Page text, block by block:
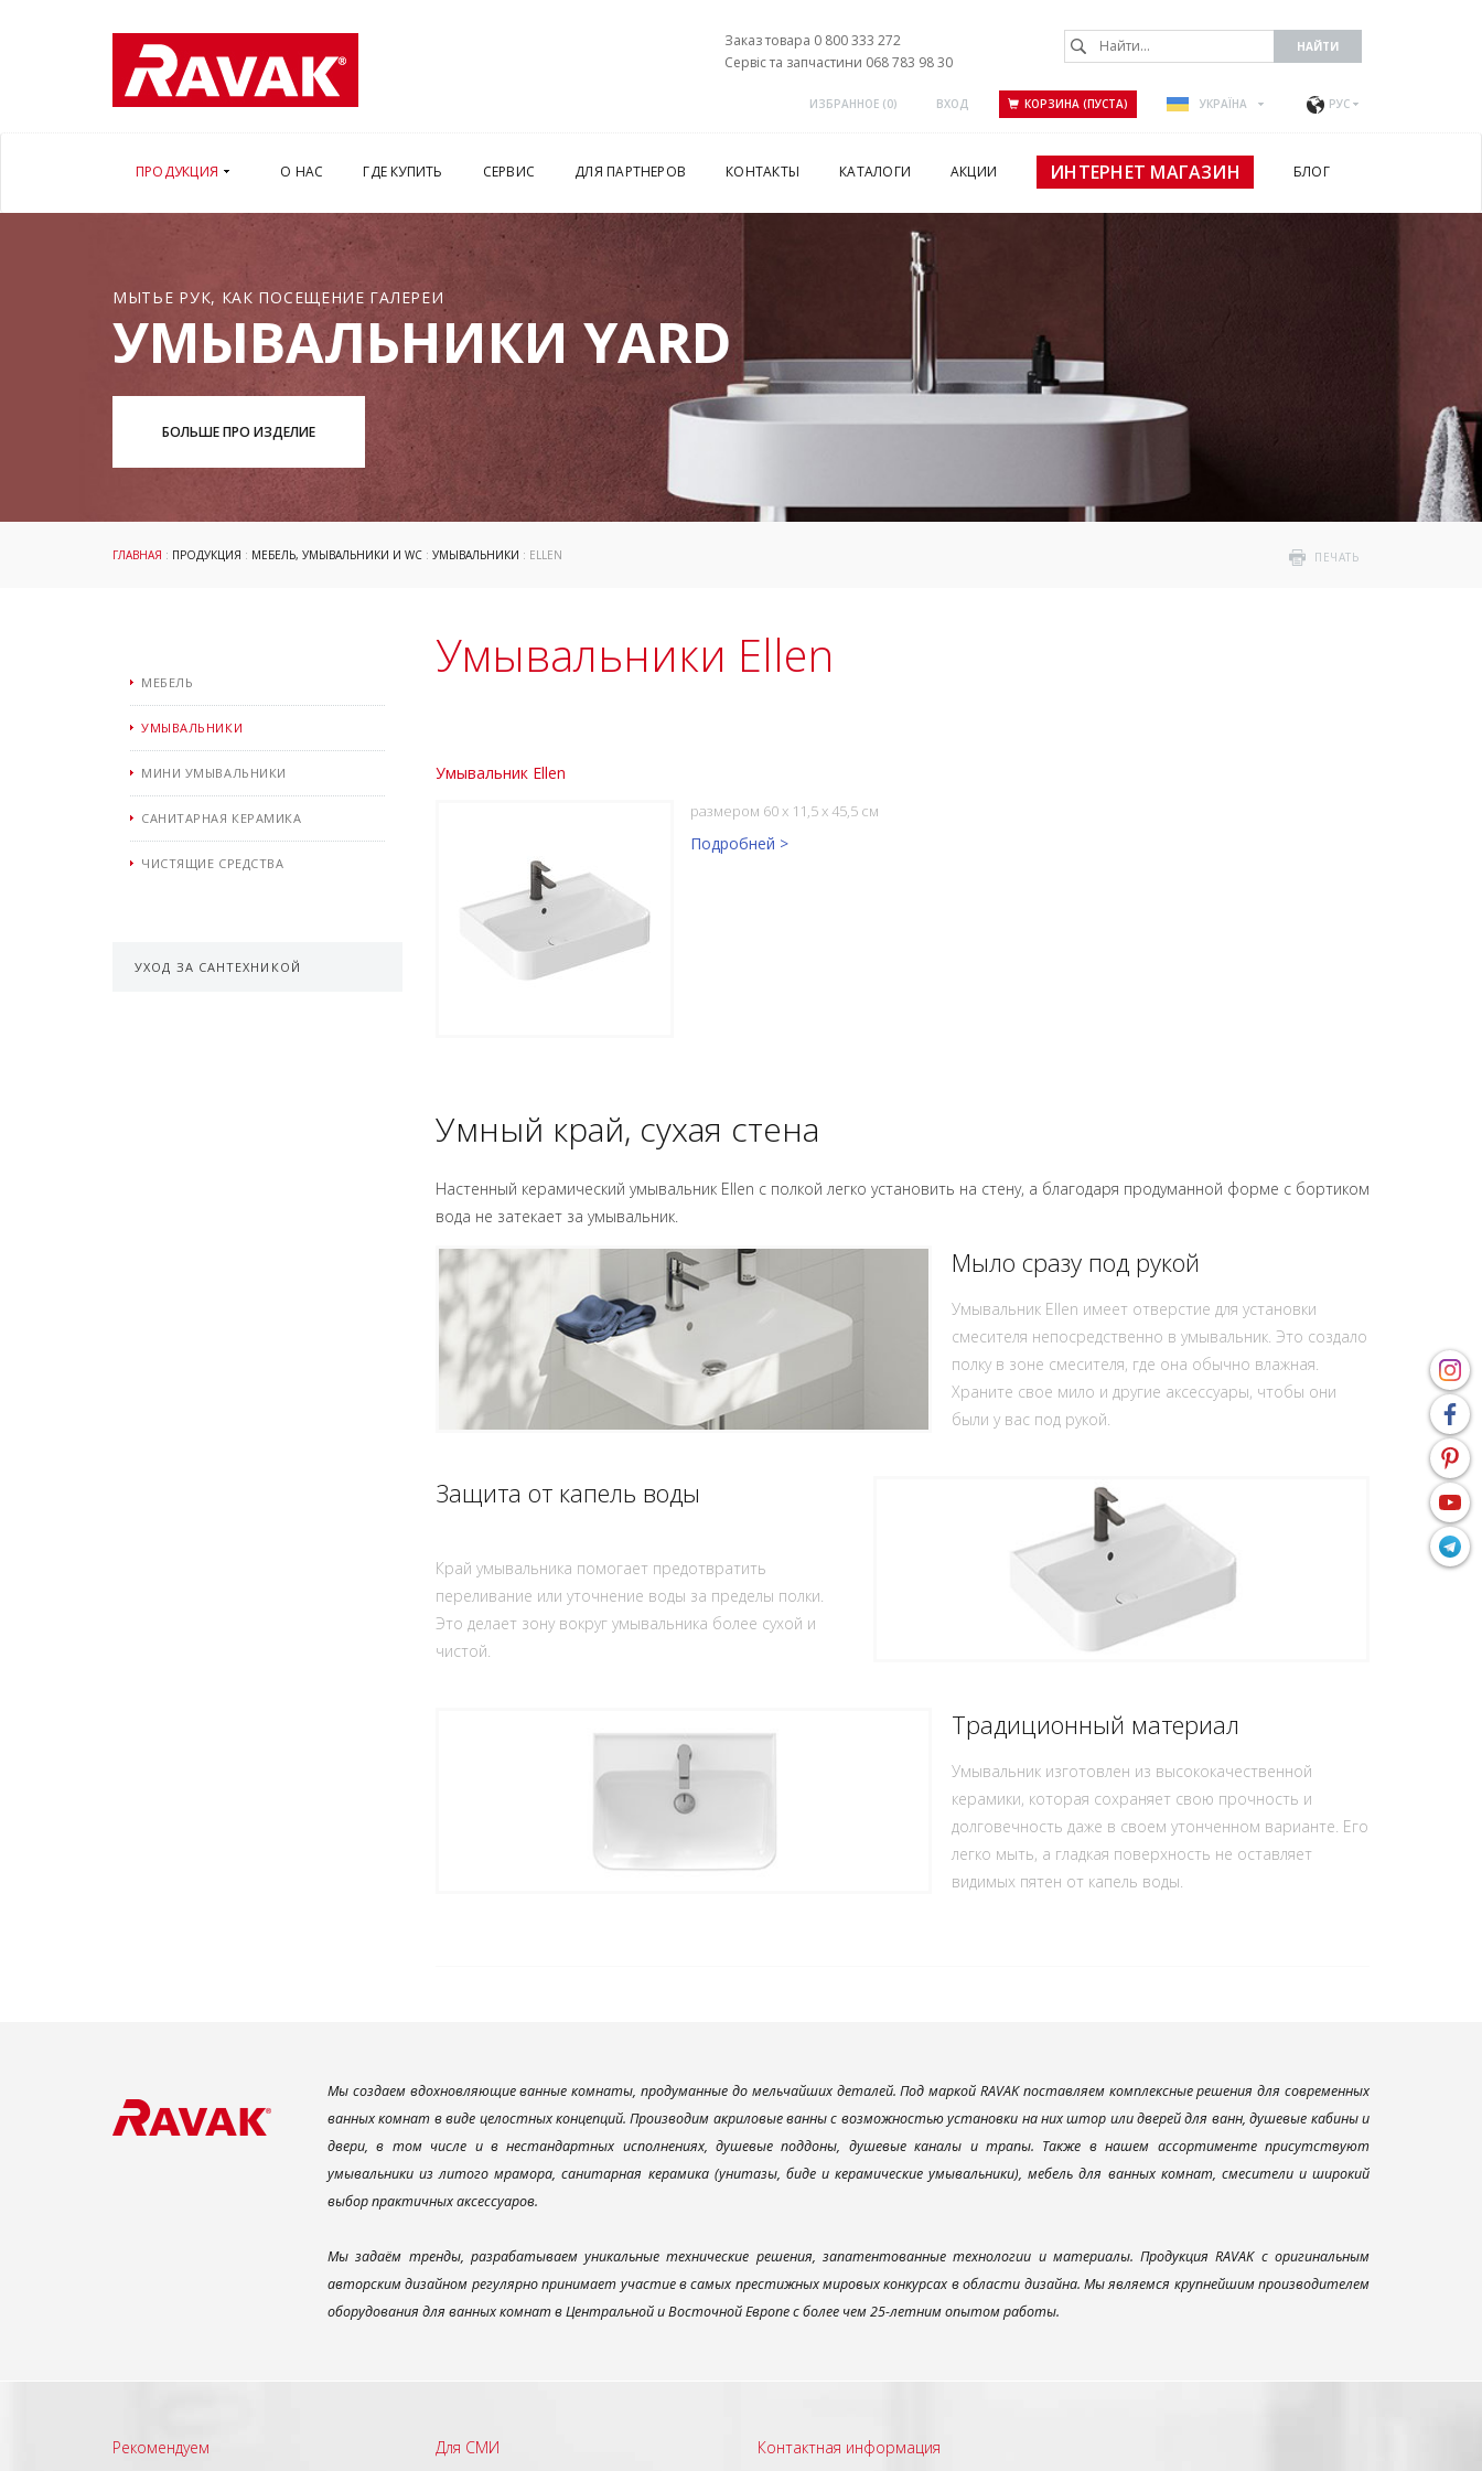
Заказ товара 0 800 333 272
Сервіс та запчастини 068 783 98 30
ИЗБРАННОЕ (0) ВХОД КОРЗИНА (ПУСТА) УКРАЇНА РУС
ПРОДУКЦИЯ О НАС ГДЕ КУПИТЬ СЕРВИС ДЛЯ ПАРТНЕРОВ КОНТАКТЫ КАТАЛОГИ АКЦИИ ИНТЕРНЕТ МАГАЗИН БЛОГ
МЫТЬЕ РУК, КАК ПОСЕЩЕНИЕ ГАЛЕРЕИ
УМЫВАЛЬНИКИ YARD
БОЛЬШЕ ПРО ИЗДЕЛИЕ
ПЕЧАТЬ
ГЛАВНАЯ : ПРОДУКЦИЯ : МЕБЕЛЬ, УМЫВАЛЬНИКИ И WC : УМЫВАЛЬНИКИ : ELLEN
МЕБЕЛЬ
УМЫВАЛЬНИКИ
МИНИ УМЫВАЛЬНИКИ
САНИТАРНАЯ КЕРАМИКА
ЧИСТЯЩИЕ СРЕДСТВА
УХОД ЗА САНТЕХНИКОЙ
Умывальники Ellen
Умывальник Ellen
размером 60 x 11,5 x 45,5 см
Подробней >
Умный край, сухая стена
Настенный керамический умывальник Ellen с полкой легко установить на стену, а благодаря продуманной форме с бортиком
вода не затекает за умывальник.
Мыло сразу под рукой
Умывальник Ellen имеет отверстие для установки
смесителя непосредственно в умывальник. Это создало
полку в зоне смесителя, где она обычно влажная.
Храните свое мило и другие аксессуары, чтобы они
были у вас под рукой.
Защита от капель воды
Край умывальника помогает предотвратить
переливание или уточнение воды за пределы полки.
Это делает зону вокруг умывальника более сухой и
чистой.
Традиционный материал
Умывальник изготовлен из высококачественной
керамики, которая сохраняет свою прочность и
долговечность даже в своем утонченном варианте. Его
легко мыть, а гладкая поверхность не оставляет
видимых пятен от капель воды.
Мы создаем вдохновляющие ванные комнаты, продуманные до мельчайших деталей. Под маркой RAVAK поставляем комплексные решения для современных
ванных комнат в виде целостных концепций. Производим акриловые ванны с возможностью установки на них штор или дверей для ванн, душевые кабины и
двери, в том числе и в нестандартных исполнениях, душевые поддоны, душевые каналы и трапы. Также в нашем ассортименте присутствуют
умывальники из литого мрамора, санитарная керамика (унитазы, биде и керамические умывальники), мебель для ванных комнат, смесители и широкий
выбор практичных аксессуаров.
Мы задаём тренды, разрабатываем уникальные технические решения, запатентованные технологии и материалы. Продукция RAVAK с оригинальным
авторским дизайном регулярно принимает участие в самых престижных мировых конкурсах в области дизайна. Мы являемся крупнейшим производителем
оборудования для ванных комнат в Центральной и Восточной Европе с более чем 25-летним опытом работы.
Рекомендуем Для СМИ Контактная информация